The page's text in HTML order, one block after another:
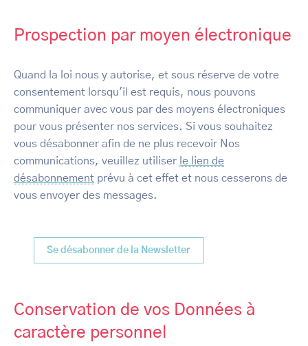
Prospection par moyen électronique
Quand la loi nous y autorise, et sous réserve de votre
consentement lorsqu'il est requis, nous pouvons
communiquer avec vous par des moyens électroniques
pour vous présenter nos services. Si vous souhaitez
vous désabonner afin de ne plus recevoir Nos
communications, veuillez utiliser le lien de
désabonnement prévu à cet effet et nous cesserons de
vous envoyer des messages.
Se désabonner de la Newsletter
Conservation de vos Données à
caractère personnel